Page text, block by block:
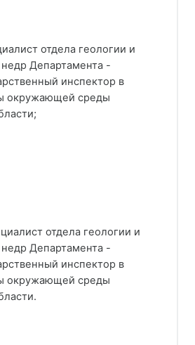
отдела геологии и
Департамента -
инспектор в
окружающей среды
отдела геологии и
Департамента -
инспектор в
окружающей среды